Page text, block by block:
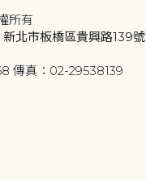
所有
北市板橋區貴興路139號
傳真：02-29538139